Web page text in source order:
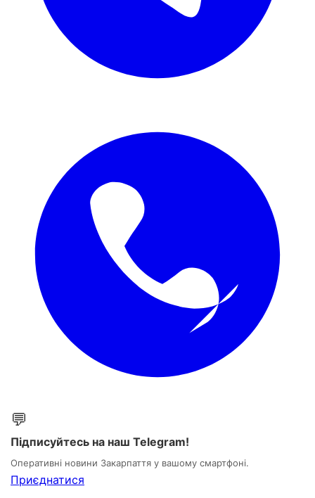
💬
Підписуйтесь на наш Telegram!
Оперативні новини Закарпаття у вашому смартфоні.
Приєднатися